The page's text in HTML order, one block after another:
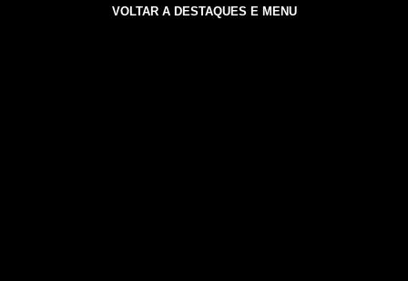
VOLTAR A DESTAQUES E MENU